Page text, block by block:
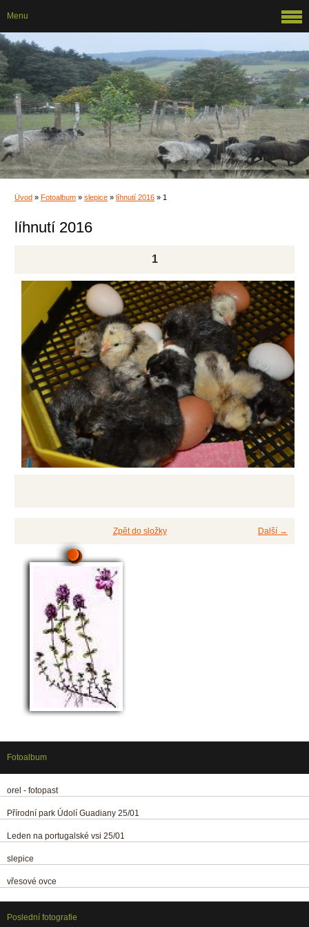
Úvod » Fotoalbum » slepice » líhnutí 2016 » 1
líhnutí 2016
1
Další →
Zpět do složky
Menu
Fotoalbum
orel - fotopast
Přírodní park Údolí Guadiany 25/01
Leden na portugalské vsi 25/01
slepice
vřesové ovce
Poslední fotografie